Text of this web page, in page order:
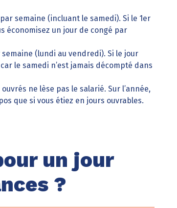
semaine (incluant le samedi). Si le 1er
économisez un jour de congé par
(lundi au vendredi). Si le jour
le samedi n’est jamais décompté dans
ne lèse pas le salarié. Sur l’année,
que si vous étiez en jours ouvrables.
un jour
?